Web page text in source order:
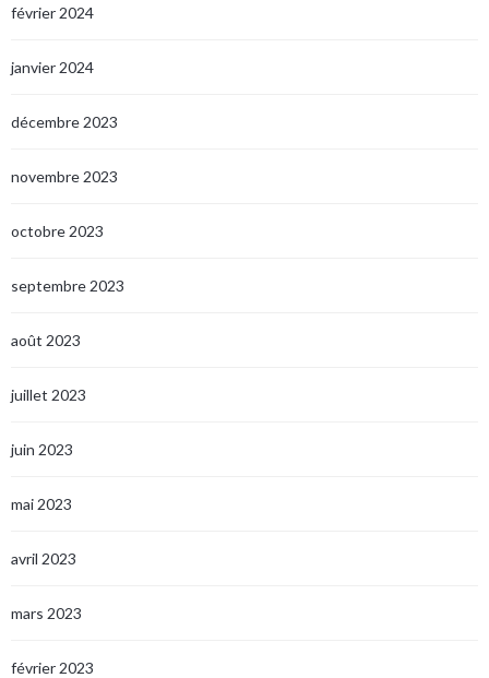
février 2024
janvier 2024
décembre 2023
novembre 2023
octobre 2023
septembre 2023
août 2023
juillet 2023
juin 2023
mai 2023
avril 2023
mars 2023
février 2023